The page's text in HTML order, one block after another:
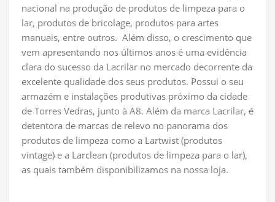
nacional na produção de produtos de limpeza para o
lar, produtos de bricolage, produtos para artes
manuais, entre outros. Além disso, o crescimento que
vem apresentando nos últimos anos é uma evidência
clara do sucesso da Lacrilar no mercado decorrente da
excelente qualidade dos seus produtos. Possui o seu
armazém e instalações produtivas próximo da cidade
de Torres Vedras, junto à A8. Além da marca Lacrilar, é
detentora de marcas de relevo no panorama dos
produtos de limpeza como a Lartwist (produtos
vintage) e a Larclean (produtos de limpeza para o lar),
as quais também disponibilizamos na nossa loja.